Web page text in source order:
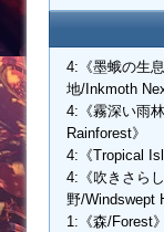
4:《墨蛾の生息
地/Inkmoth
4:《霧深い雨
Rainforest》
4:《Tropical
4:《吹きさら
野/Windswept
1:《森/Forest》